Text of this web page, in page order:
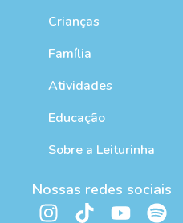
Crianças
Família
Atividades
Educação
Sobre a Leiturinha
Nossas redes sociais